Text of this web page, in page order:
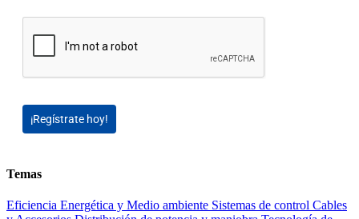
¡Regístrate hoy!
Temas
Eficiencia Energética y Medio ambiente Sistemas de control Cables